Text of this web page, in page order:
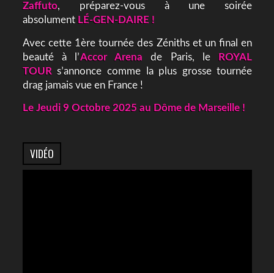
Zaffuto, préparez-vous à une soirée
absolumentLÉ-GEN-DAIRE !
Avec cette 1ère tournée des Zéniths et un final en
beauté à l’Accor Arena de Paris, leROYAL
TOUR s’annonce comme la plus grosse tournée
drag jamais vue en France !
Le Jeudi 9 Octobre 2025 au Dôme de Marseille !